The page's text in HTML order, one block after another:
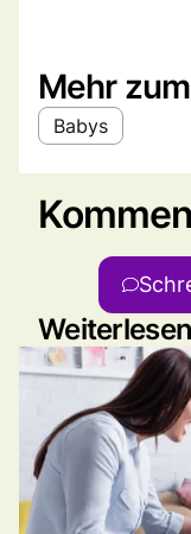
Mehr
Babys
Weiterlesen